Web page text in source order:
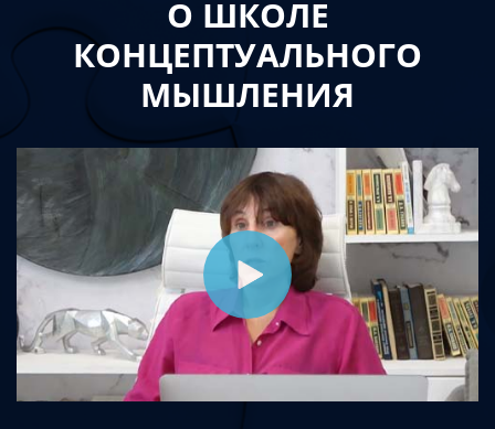
О ШКОЛЕ
КОНЦЕПТУАЛЬНОГО
МЫШЛЕНИЯ